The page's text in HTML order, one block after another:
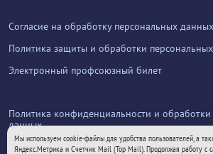
Согласие на обработку персональных данных
Политика защиты и обработки
Электронный профсоюзный билет
Политика конфиденциальности и
данных
Мы используем cookie-файлы для удобства пользователей, а
Яндекс.Метрика и Счетчик Mail (Top Mail). Продолжая работу с